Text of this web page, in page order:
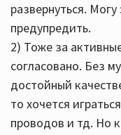
развернуться.
предупредить.
2) Тоже за
согласовано. Без
достойный
то хочется
проводов и тд. Но